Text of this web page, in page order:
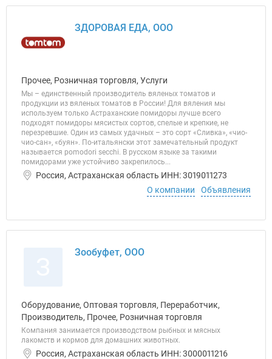
ЗДОРОВАЯ ЕДА, ООО
Прочее, Розничная торговля, Услуги
Мы – единственный производитель вяленых томатов и
продукции из вяленых томатов в России! Для вяления мы
используем только Астраханские помидоры лучше всего
подходят помидоры мясистых сортов, спелые и крепкие, не
перезревшие. Один из самых удачных – это сорт «Сливка», «чио-
чио-сан», «буян». По-итальянски этот замечательный продукт
называется pomodori secchi. В русском языке за такими
помидорами уже устойчиво закрепилось...
Россия, Астраханская область ИНН: 3019011273
О компании
Объявления
Зообуфет, ООО
Оборудование, Оптовая торговля, Переработчик,
Производитель, Прочее, Розничная торговля
Компания занимается производством рыбных и мясных
лакомств и кормов для домашних животных.
Россия, Астраханская область ИНН: 3000011216